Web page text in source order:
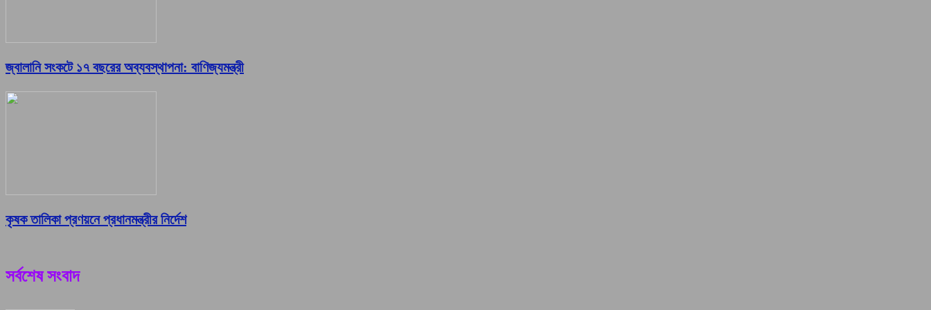
জ্বালানি সংকটে ১৭ বছরের অব্যবস্থাপনা: বাণিজ্যমন্ত্রী
কৃষক তালিকা প্রণয়নে প্রধানমন্ত্রীর নির্দেশ
সর্বশেষ সংবাদ